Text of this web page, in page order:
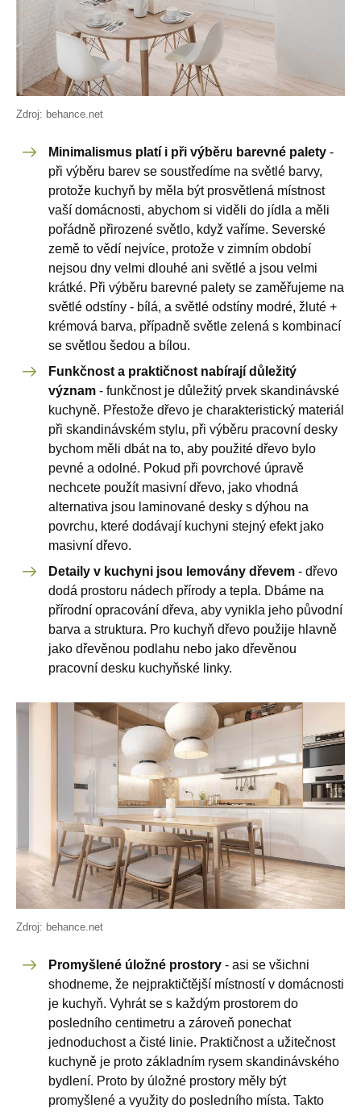
Zdroj: behance.net
Minimalismus platí i při výběru barevné palety -
při výběru barev se soustředíme na světlé barvy,
protože kuchyň by měla být prosvětlená místnost
vaší domácnosti, abychom si viděli do jídla a měli
pořádně přirozené světlo, když vaříme. Severské
země to vědí nejvíce, protože v zimním období
nejsou dny velmi dlouhé ani světlé a jsou velmi
krátké. Při výběru barevné palety se zaměřujeme na
světlé odstíny - bílá, a světlé odstíny modré, žluté +
krémová barva, případně světle zelená s kombinací
se světlou šedou a bílou.
Funkčnost a praktičnost nabírají důležitý
význam - funkčnost je důležitý prvek skandinávské
kuchyně. Přestože dřevo je charakteristický materiál
při skandinávském stylu, při výběru pracovní desky
bychom měli dbát na to, aby použité dřevo bylo
pevné a odolné. Pokud při povrchové úpravě
nechcete použít masivní dřevo, jako vhodná
alternativa jsou laminované desky s dýhou na
povrchu, které dodávají kuchyni stejný efekt jako
masivní dřevo.
Detaily v kuchyni jsou lemovány dřevem - dřevo
dodá prostoru nádech přírody a tepla. Dbáme na
přírodní opracování dřeva, aby vynikla jeho původní
barva a struktura. Pro kuchyň dřevo použije hlavně
jako dřevěnou podlahu nebo jako dřevěnou
pracovní desku kuchyňské linky.
Zdroj: behance.net
Promyšlené úložné prostory - asi se všichni
shodneme, že nejpraktičtější místností v domácnosti
je kuchyň. Vyhrát se s každým prostorem do
posledního centimetru a zároveň ponechat
jednoduchost a čisté linie. Praktičnost a užitečnost
kuchyně je proto základním rysem skandinávského
bydlení. Proto by úložné prostory měly být
promyšlené a využity do posledního místa. Takto